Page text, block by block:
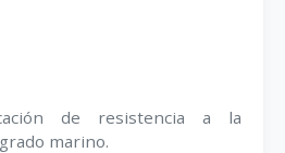
de resistencia a la
marino.